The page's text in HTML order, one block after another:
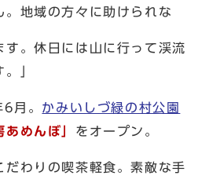
。地域の方々に助けられな
す。休日には山に行って渓流
」
月。 かみいしづ緑の村公園
あめんぼ」 をオープン。
だわりの喫茶軽食。素敵な手